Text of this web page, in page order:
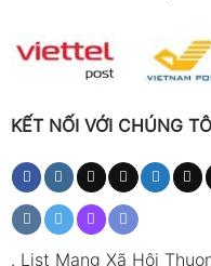
KẾT NỐI VỚI CHÚNG
. List Mạng Xã Hội